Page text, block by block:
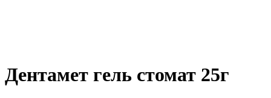
Дентамет гель стомат 25г